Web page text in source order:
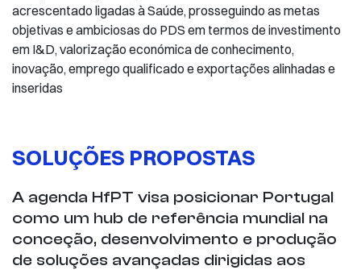
acrescentado ligadas à Saúde, prosseguindo as metas
objetivas e ambiciosas do PDS em termos de investimento
em I&D, valorização económica de conhecimento,
inovação, emprego qualificado e exportações alinhadas e
inseridas
SOLUÇÕES PROPOSTAS
A agenda HfPT visa posicionar Portugal
como um hub de referência mundial na
conceção, desenvolvimento e produção
de soluções avançadas dirigidas aos